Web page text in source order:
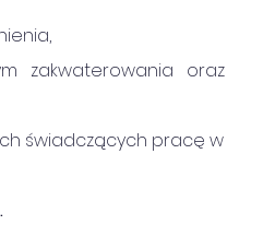
zakwaterowania oraz
świadczących pracę w